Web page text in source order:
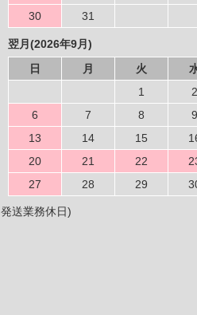
30
31
翌月(2026年9月)
日
月 火
1
2
6
7 8 9
13
14 15
20
21 22
27
28 29
発送業務休日)